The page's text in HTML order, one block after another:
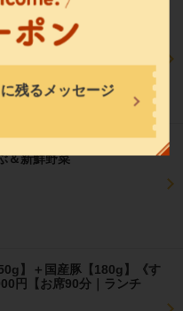
残るメッセージ
+豪華日本酒等3時間飲放
》5,000円
＆新鮮野菜
】＋国産豚【180g】《す
円【お席90分｜ランチ